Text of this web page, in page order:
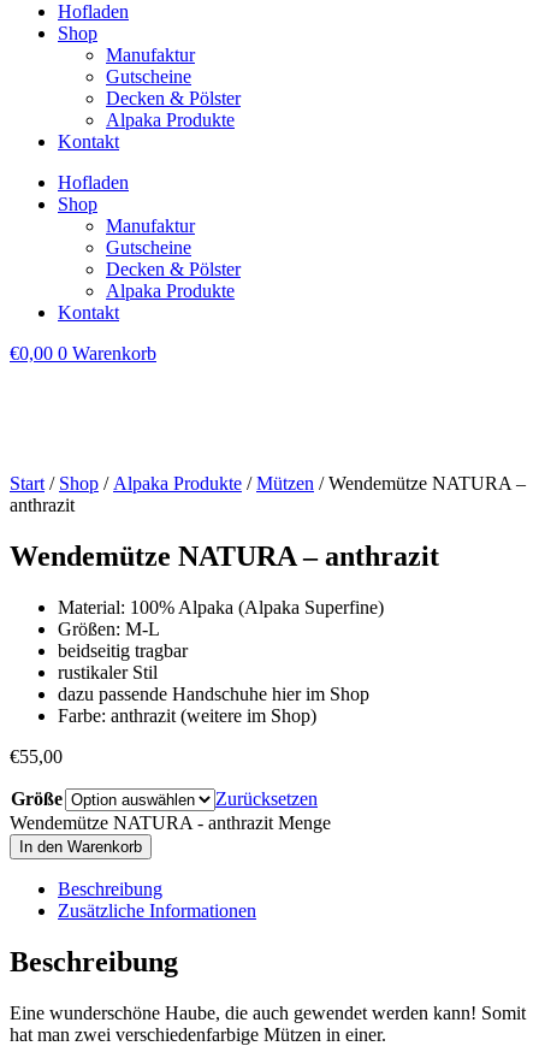
Hofladen
Shop
Manufaktur
Gutscheine
Decken & Pölster
Alpaka Produkte
Kontakt
Hofladen
Shop
Manufaktur
Gutscheine
Decken & Pölster
Alpaka Produkte
Kontakt
€0,00 0 Warenkorb
Start / Shop / Alpaka Produkte /Mützen / Wendemütze NATURA –
anthrazit
Wendemütze NATURA – anthrazit
Material: 100% Alpaka (Alpaka Superfine)
Größen: M-L
beidseitig tragbar
rustikaler Stil
dazu passende Handschuhe hier im Shop
Farbe: anthrazit (weitere im Shop)
€55,00
Größe
Zurücksetzen
Wendemütze NATURA - anthrazit Menge
In den Warenkorb
Beschreibung
Zusätzliche Informationen
Beschreibung
Eine wunderschöne Haube, die auch gewendet werden kann! Somit
hat man zwei verschiedenfarbige Mützen in einer.